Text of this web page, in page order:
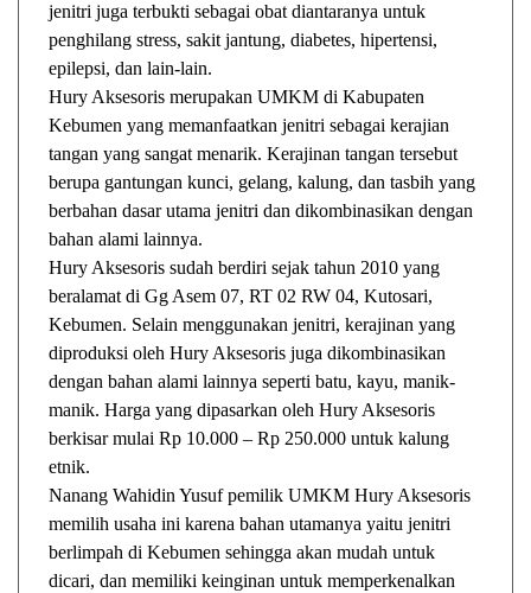
jenitri juga terbukti sebagai obat diantaranya untuk
penghilang stress, sakit jantung, diabetes, hipertensi,
epilepsi, dan lain-lain.
Hury Aksesoris merupakan UMKM di Kabupaten
Kebumen yang memanfaatkan jenitri sebagai kerajian
tangan yang sangat menarik. Kerajinan tangan tersebut
berupa gantungan kunci, gelang, kalung, dan tasbih yang
berbahan dasar utama jenitri dan dikombinasikan dengan
bahan alami lainnya.
Hury Aksesoris sudah berdiri sejak tahun 2010 yang
beralamat di Gg Asem 07, RT 02 RW 04, Kutosari,
Kebumen. Selain menggunakan jenitri, kerajinan yang
diproduksi oleh Hury Aksesoris juga dikombinasikan
dengan bahan alami lainnya seperti batu, kayu, manik-
manik. Harga yang dipasarkan oleh Hury Aksesoris
berkisar mulai Rp 10.000 – Rp 250.000 untuk kalung
etnik.
Nanang Wahidin Yusuf pemilik UMKM Hury Aksesoris
memilih usaha ini karena bahan utamanya yaitu jenitri
berlimpah di Kebumen sehingga akan mudah untuk
dicari, dan memiliki keinginan untuk memperkenalkan